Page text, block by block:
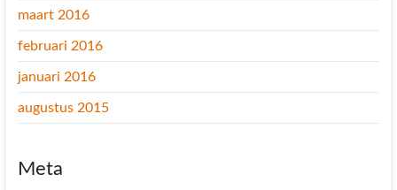
maart 2016
februari 2016
januari 2016
augustus 2015
Meta